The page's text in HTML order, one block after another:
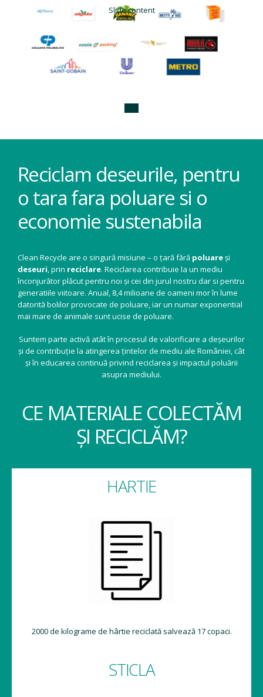
Slide content
Reciclam deseurile, pentru
o tara fara poluare si o
economie sustenabila
Clean Recycle are o singură misiune – o țară fără poluareși
deseuri, prin reciclare. Reciclarea contribuie la un mediu
înconjurător plăcut pentru noi și cei din jurul nostru dar si pentru
generatiile viitoare. Anual, 8,4 milioane de oameni mor în lume
datorită bolilor provocate de poluare, iar un numar exponential
mai mare de animale sunt ucise de poluare.
Suntem parte activă atât în procesul de valorificare a deșeurilor
și de contribuție la atingerea țintelor de mediu ale României, cât
și în educarea continuă privind reciclarea și impactul poluării
asupra mediului.
CE MATERIALE COLECTĂM
ȘI RECICLĂM?
HARTIE
2000 de kilograme de hârtie reciclată salvează 17 copaci.
STICLA